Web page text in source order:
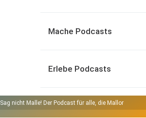
Mache Podcasts
Erlebe Podcasts
Sag nicht Malle! Der Podcast für alle, die Mallorca